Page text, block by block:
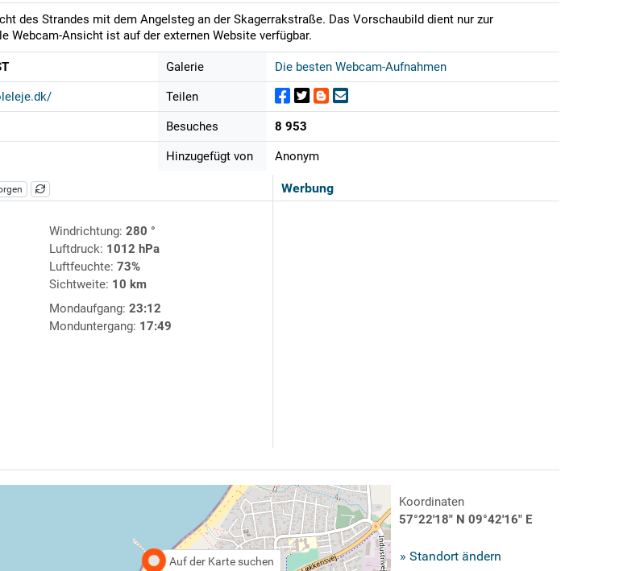
des Strandes mit dem Angelsteg an der Skagerrakstraße. Das Vorschaubild dient nur zur
Webcam-Ansicht ist auf der externen Website verfügbar.
Galerie Die besten Webcam-Aufnahmen
Teilen
Besuches 8 953
Hinzugefügt von Anonym
Werbung
Windrichtung: 280 °
Luftdruck: 1012 hPa
Luftfeuchte: 73%
Sichtweite: 10 km
Mondaufgang: 23:12
Monduntergang: 17:49
Auf der Karte suchen
Koordinaten
57°22'18" N 09°42'16" E
» Standort ändern